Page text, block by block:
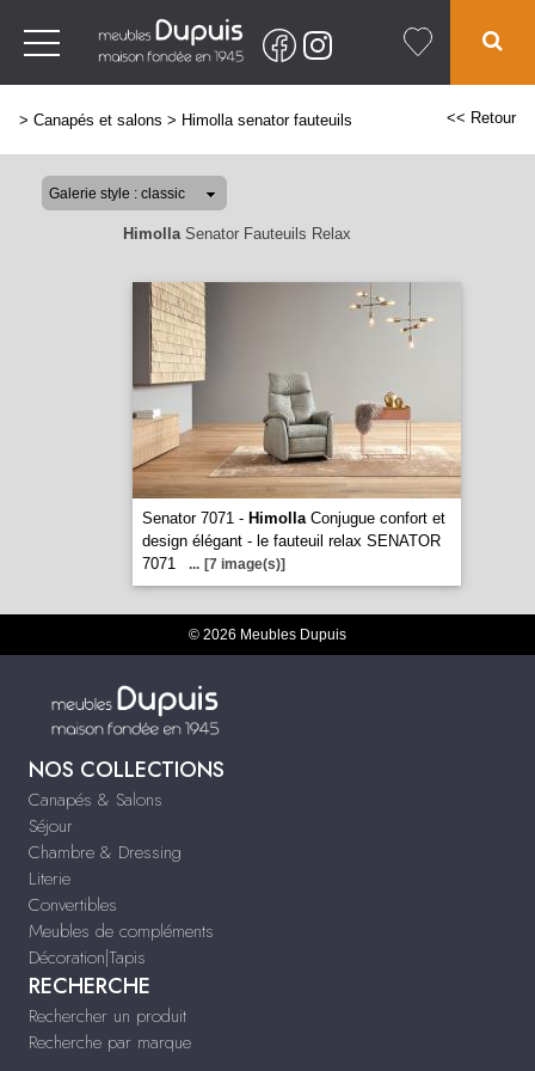
> Canapés et salons > Himolla senator fauteuils << Retour
HimollaSenator Fauteuils Relax
Senator 7071 - HimollaConjugue confort et
design élégant - le fauteuil relax SENATOR
7071
... [7 image(s)]
© 2026 Meubles Dupuis
NOS COLLECTIONS
Canapés & Salons
Séjour
Chambre & Dressing
Literie
Convertibles
Meubles de compléments
Décoration|Tapis
RECHERCHE
Rechercher un produit
Recherche par marque